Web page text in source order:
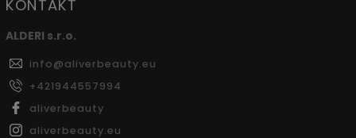
KONTAKT
ALDERI s.r.o.
info@aliverbeauty.eu
+421944557994
aliverbeauty
aliverbeauty.eu